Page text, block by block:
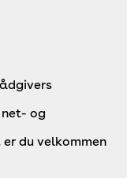
og
du velkommen